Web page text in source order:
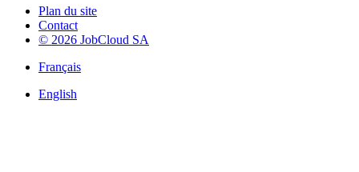
Plan du site
Contact
© 2026 JobCloud SA
Français
English